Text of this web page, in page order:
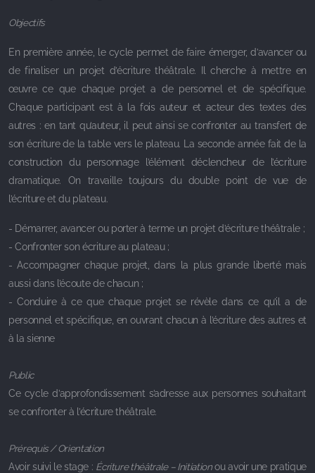
Objectifs
En première année, le cycle permet de faire émerger, d’avancer ou
de finaliser un projet d’écriture théâtrale. Il cherche à mettre en
œuvre ce que chaque projet a de personnel et de spécifique.
Chaque participant est à la fois auteur et acteur des textes des
autres : en tant qu’auteur, il peut ainsi se confronter au transfert de
son écriture de la table vers le plateau. La seconde année fait de la
construction du personnage l’élément déclencheur de l’écriture
dramatique. On travaille toujours du double point de vue de
l’écriture et du plateau.
- Démarrer, avancer ou porter à terme un projet d’écriture théâtrale ;
- Confronter son écriture au plateau ;
- Accompagner chaque projet, dans la plus grande liberté mais
aussi dans l’écoute de chacun ;
- Conduire à ce que chaque projet se révèle dans ce qu’il a de
personnel et spécifique, en ouvrant chacun à l’écriture des autres et
à la sienne
Public
Ce cycle d’approfondissement s’adresse aux personnes souhaitant
se confronter à l’écriture théâtrale.
Prérequis / Orientation
Avoir suivi le stage : Écriture théâtrale – Initiationou avoir une pratique